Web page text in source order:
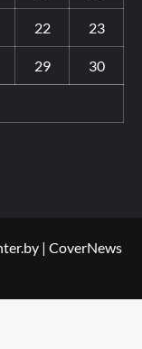
22 23
29 30
| CoverNews